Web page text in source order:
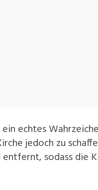
echtes
jedoch zu
sodass die